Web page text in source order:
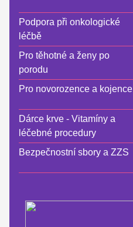
Podpora při onkologické
léčbě
Pro těhotné a ženy po
porodu
Pro novorozence a kojence
Dárce krve - Vitamíny a
léčebné procedury
Bezpečnostní sbory a ZZS